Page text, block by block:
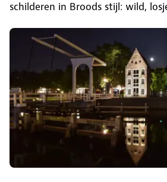
schilderen in Broods stijl: wild,